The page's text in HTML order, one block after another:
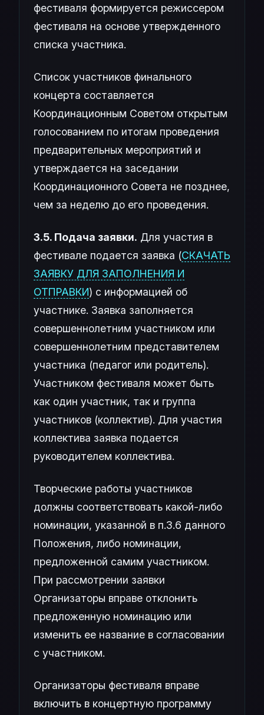
фестиваля формируется режиссером
фестиваля на основе утвержденного
списка участника.
Список участников финального
концерта составляется
Координационным Советом открытым
голосованием по итогам проведения
предварительных мероприятий и
утверждается на заседании
Координационного Совета не позднее,
чем за неделю до его проведения.
3.5. Подача заявки. Для участия в
фестивале подается заявка (СКАЧАТЬ
ЗАЯВКУ ДЛЯ ЗАПОЛНЕНИЯ И
ОТПРАВКИ) с информацией об
участнике. Заявка заполняется
совершеннолетним участником или
совершеннолетним представителем
участника (педагог или родитель).
Участником фестиваля может быть
как один участник, так и группа
участников (коллектив). Для участия
коллектива заявка подается
руководителем коллектива.
Творческие работы участников
должны соответствовать какой-либо
номинации, указанной в п.3.6 данного
Положения, либо номинации,
предложенной самим участником.
При рассмотрении заявки
Организаторы вправе отклонить
предложенную номинацию или
изменить ее название в согласовании
с участником.
Организаторы фестиваля вправе
включить в концертную программу